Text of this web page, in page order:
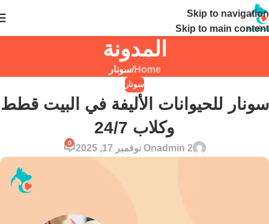
Skip to navigation
Skip to main content
المدونة
Home
/سونار
سونار
سونار للحيوانات الأليفة في البيت قطط
وكلاب 24/7
admin 2On نوفمبر 17, 2025
0